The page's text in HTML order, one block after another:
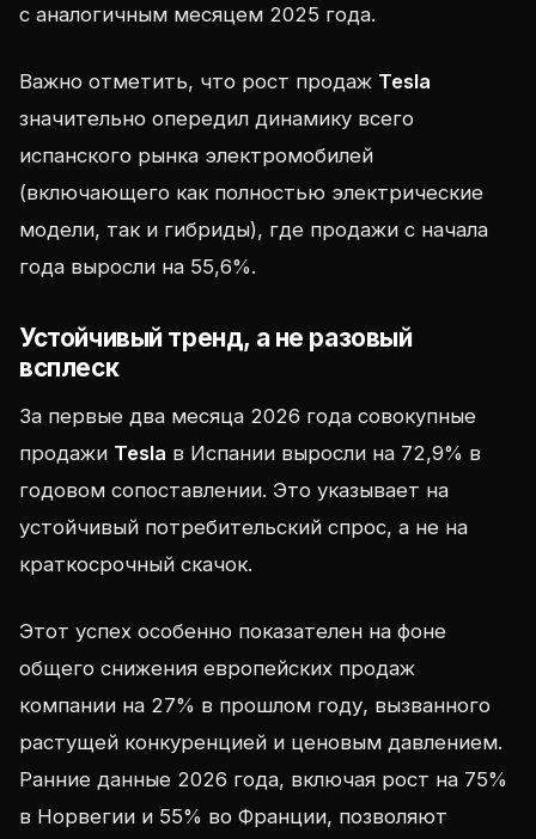
с аналогичным месяцем 2025 года.
Важно отметить, что рост продаж Tesla
значительно опередил динамику всего
испанского рынка электромобилей
(включающего как полностью электрические
модели, так и гибриды), где продажи с начала
года выросли на 55,6%.
Устойчивый тренд, а не разовый
всплеск
За первые два месяца 2026 года совокупные
продажи Tesla в Испании выросли на 72,9% в
годовом сопоставлении. Это указывает на
устойчивый потребительский спрос, а не на
краткосрочный скачок.
Этот успех особенно показателен на фоне
общего снижения европейских продаж
компании на 27% в прошлом году, вызванного
растущей конкуренцией и ценовым давлением.
Ранние данные 2026 года, включая рост на 75%
в Норвегии и 55% во Франции, позволяют